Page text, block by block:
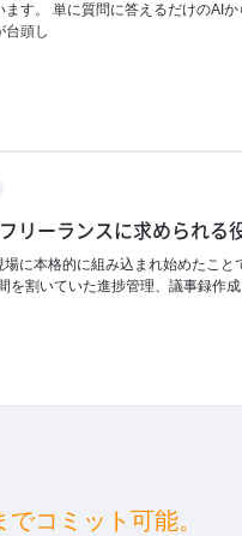
す。 単に質問に答えるだけのAI
台頭し
リーランスに求められる
に本格的に組み込まれ始めたこ
を割いていた進捗管理、議事録作成
でコミット可能。